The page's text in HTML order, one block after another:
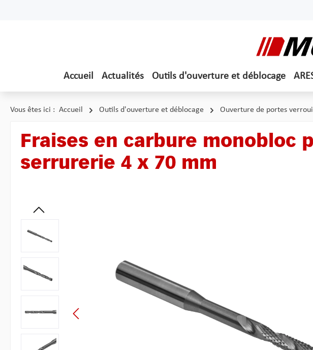
Accueil Actualités Outils d'ouverture et déblocage
Vous êtes ici : Accueil Outils d'ouverture et déblocage Ouverture de portes
Fraises en carbure monobloc
serrurerie 4 x 70 mm
Ignorer la galerie d'images